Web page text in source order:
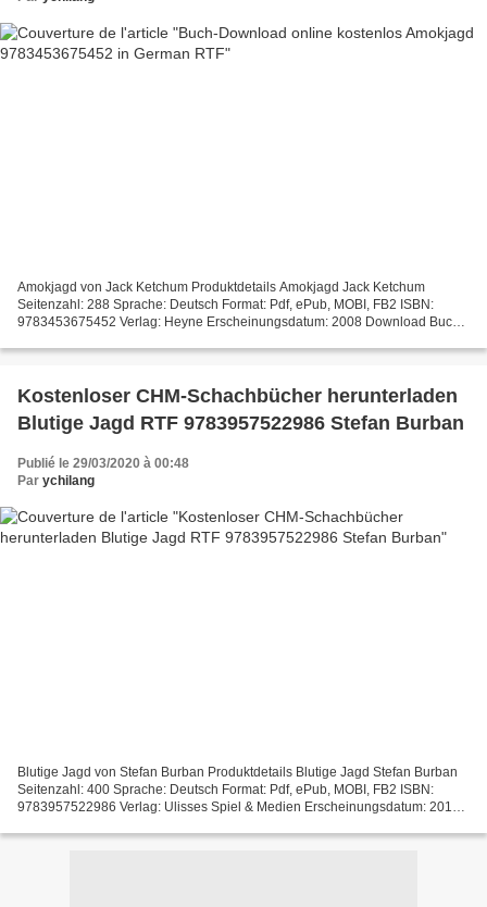
Amokjagd von Jack Ketchum Produktdetails Amokjagd Jack Ketchum
Seitenzahl: 288 Sprache: Deutsch Format: Pdf, ePub, MOBI, FB2 ISBN:
9783453675452 Verlag: Heyne Erscheinungsdatum: 2008 Download Buch-
Kostenloser CHM-Schachbücher herunterladen
Blutige Jagd RTF 9783957522986 Stefan Burban
Publié le 29/03/2020 à 00:48
Par ychilang
Blutige Jagd von Stefan Burban Produktdetails Blutige Jagd Stefan Burban
Seitenzahl: 400 Sprache: Deutsch Format: Pdf, ePub, MOBI, FB2 ISBN:
9783957522986 Verlag: Ulisses Spiel & Medien Erscheinungsdatum: 2016